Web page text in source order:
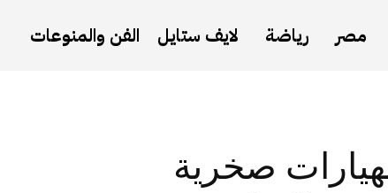
مصر رياضة لايف ستايل الفن والمنوعات
صخرية